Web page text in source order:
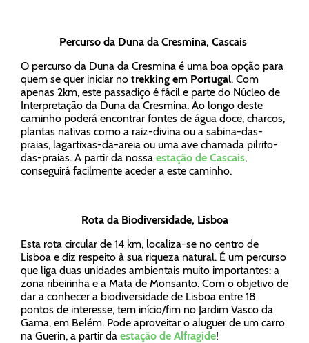
Percurso da Duna da Cresmina, Cascais
O percurso da Duna da Cresmina é uma boa opção para
quem se quer iniciar no trekking em Portugal. Com
apenas 2km, este passadiço é fácil e parte do Núcleo de
Interpretação da Duna da Cresmina. Ao longo deste
caminho poderá encontrar fontes de água doce, charcos,
plantas nativas como a raiz-divina ou a sabina-das-
praias, lagartixas-da-areia ou uma ave chamada pilrito-
das-praias. A partir da nossa estação de Cascais,
conseguirá facilmente aceder a este caminho.
Rota da Biodiversidade, Lisboa
Esta rota circular de 14 km, localiza-se no centro de
Lisboa e diz respeito à sua riqueza natural. É um percurso
que liga duas unidades ambientais muito importantes: a
zona ribeirinha e a Mata de Monsanto. Com o objetivo de
dar a conhecer a biodiversidade de Lisboa entre 18
pontos de interesse, tem início/fim no Jardim Vasco da
Gama, em Belém. Pode aproveitar o aluguer de um carro
na Guerin, a partir da estação de Alfragide!